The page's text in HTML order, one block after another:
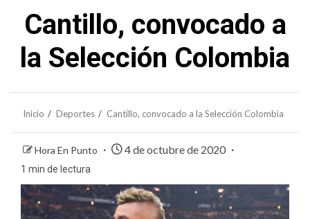
Cantillo, convocado a
la Selección Colombia
Inicio Deportes Cantillo, convocado a la Selección Colombia
Hora En Punto 4 de octubre de 2020
1 min de lectura